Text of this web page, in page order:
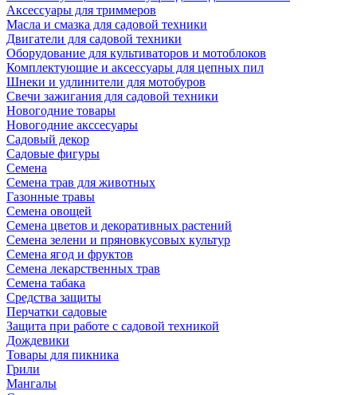
Аксессуары для триммеров
Масла и смазка для садовой техники
Двигатели для садовой техники
Оборудование для культиваторов и мотоблоков
Комплектующие и аксессуары для цепных пил
Шнеки и удлинители для мотобуров
Свечи зажигания для садовой техники
Новогодние товары
Новогодние акссесуары
Садовый декор
Садовые фигуры
Семена
Семена трав для животных
Газонные травы
Семена овощей
Семена цветов и декоративных растений
Семена зелени и пряновкусовых культур
Семена ягод и фруктов
Семена лекарственных трав
Семена табака
Средства защиты
Перчатки садовые
Защита при работе с садовой техникой
Дождевики
Товары для пикника
Грили
Мангалы